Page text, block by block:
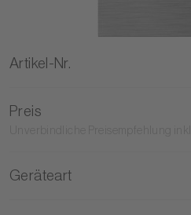
Artikel-Nr.
Preis
Geräteart